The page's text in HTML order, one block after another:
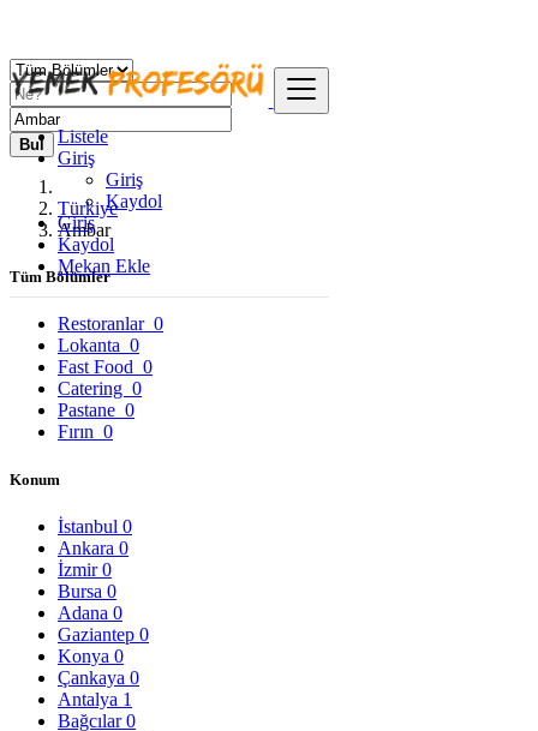
Listele
Giriş
Giriş
Kaydol
Giriş
Kaydol
Mekan Ekle
Bul
Türkiye
Ambar
Tüm Bölümler
Restoranlar 0
Lokanta 0
Fast Food 0
Catering 0
Pastane 0
Fırın 0
Konum
İstanbul 0
Ankara 0
İzmir0
Bursa 0
Adana 0
Gaziantep 0
Konya 0
Çankaya 0
Antalya 1
Bağcılar0